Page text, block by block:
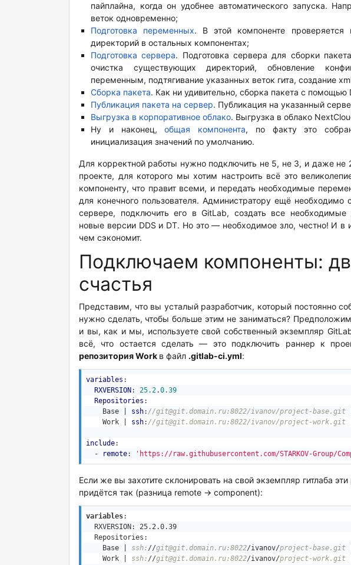
пайплайна, когда он удобнее автоматического запуска.
веток одновременно;
Подготовка переменных. В этой компоненте
директорий в остальных компонентах;
Подготовка сервера. Подготовка сервера для сборки
очистка существующих директорий, обновление
переменным, подтягивание указанных веток гита, создание
Сборка пакета. Как ни удивительно, сборка пакета с помощью
Публикация пакета на сервер. Публикация на указанный
Выгрузка в корпоративное облако. Выгрузка в облако
Ну и наконец,общая компонента, по факту это
инициализация значений по умолчанию.
Для корректной работы нужно подключить не 5, не 3, и даже не
проекте, для которого мы хотим настроить всё это
компоненту, что правит всеми, и передать необходимые
для конечного пользователя. Администратору ещё необходимо
сервере, подключить его в GitLab, создать все необходимые
новые версии DDS и DT. Но это — необходимое зло, честно! И в
чем сэкономит.
Подключаем компоненты:
счастья
Представим, что вы усталый разработчик, который постоянно
нужно сделать, чтобы больше этим не заниматься?
и вы, как и мы, используете свой собственный экземпляр
всё, что остается сделать — это подключить раннер к
репозитория Work в файл .gitlab-ci.yml:
variables :
RXVERSION : 25.2.0.39
Repositories :
Base | ssh: //git@git.domain.ru:8022/ivanov/project-
Work | ssh: //git@git.domain.ru:8022/ivanov/project-
include:
-
remote: 'https://raw.githubusercontent.com/STARKOV-Group/
Если же вы захотите склонировать на свой экземпляр гитлаба
придётся так (разница remote -> component):
variables:
RXVERSION: 25.2.0.39
Repositories:
Base |
ssh: //git@git.domain.ru:8022/ivanov/project-base.git
Work |
ssh: //git@git.domain.ru:8022/ivanov/project-work.git